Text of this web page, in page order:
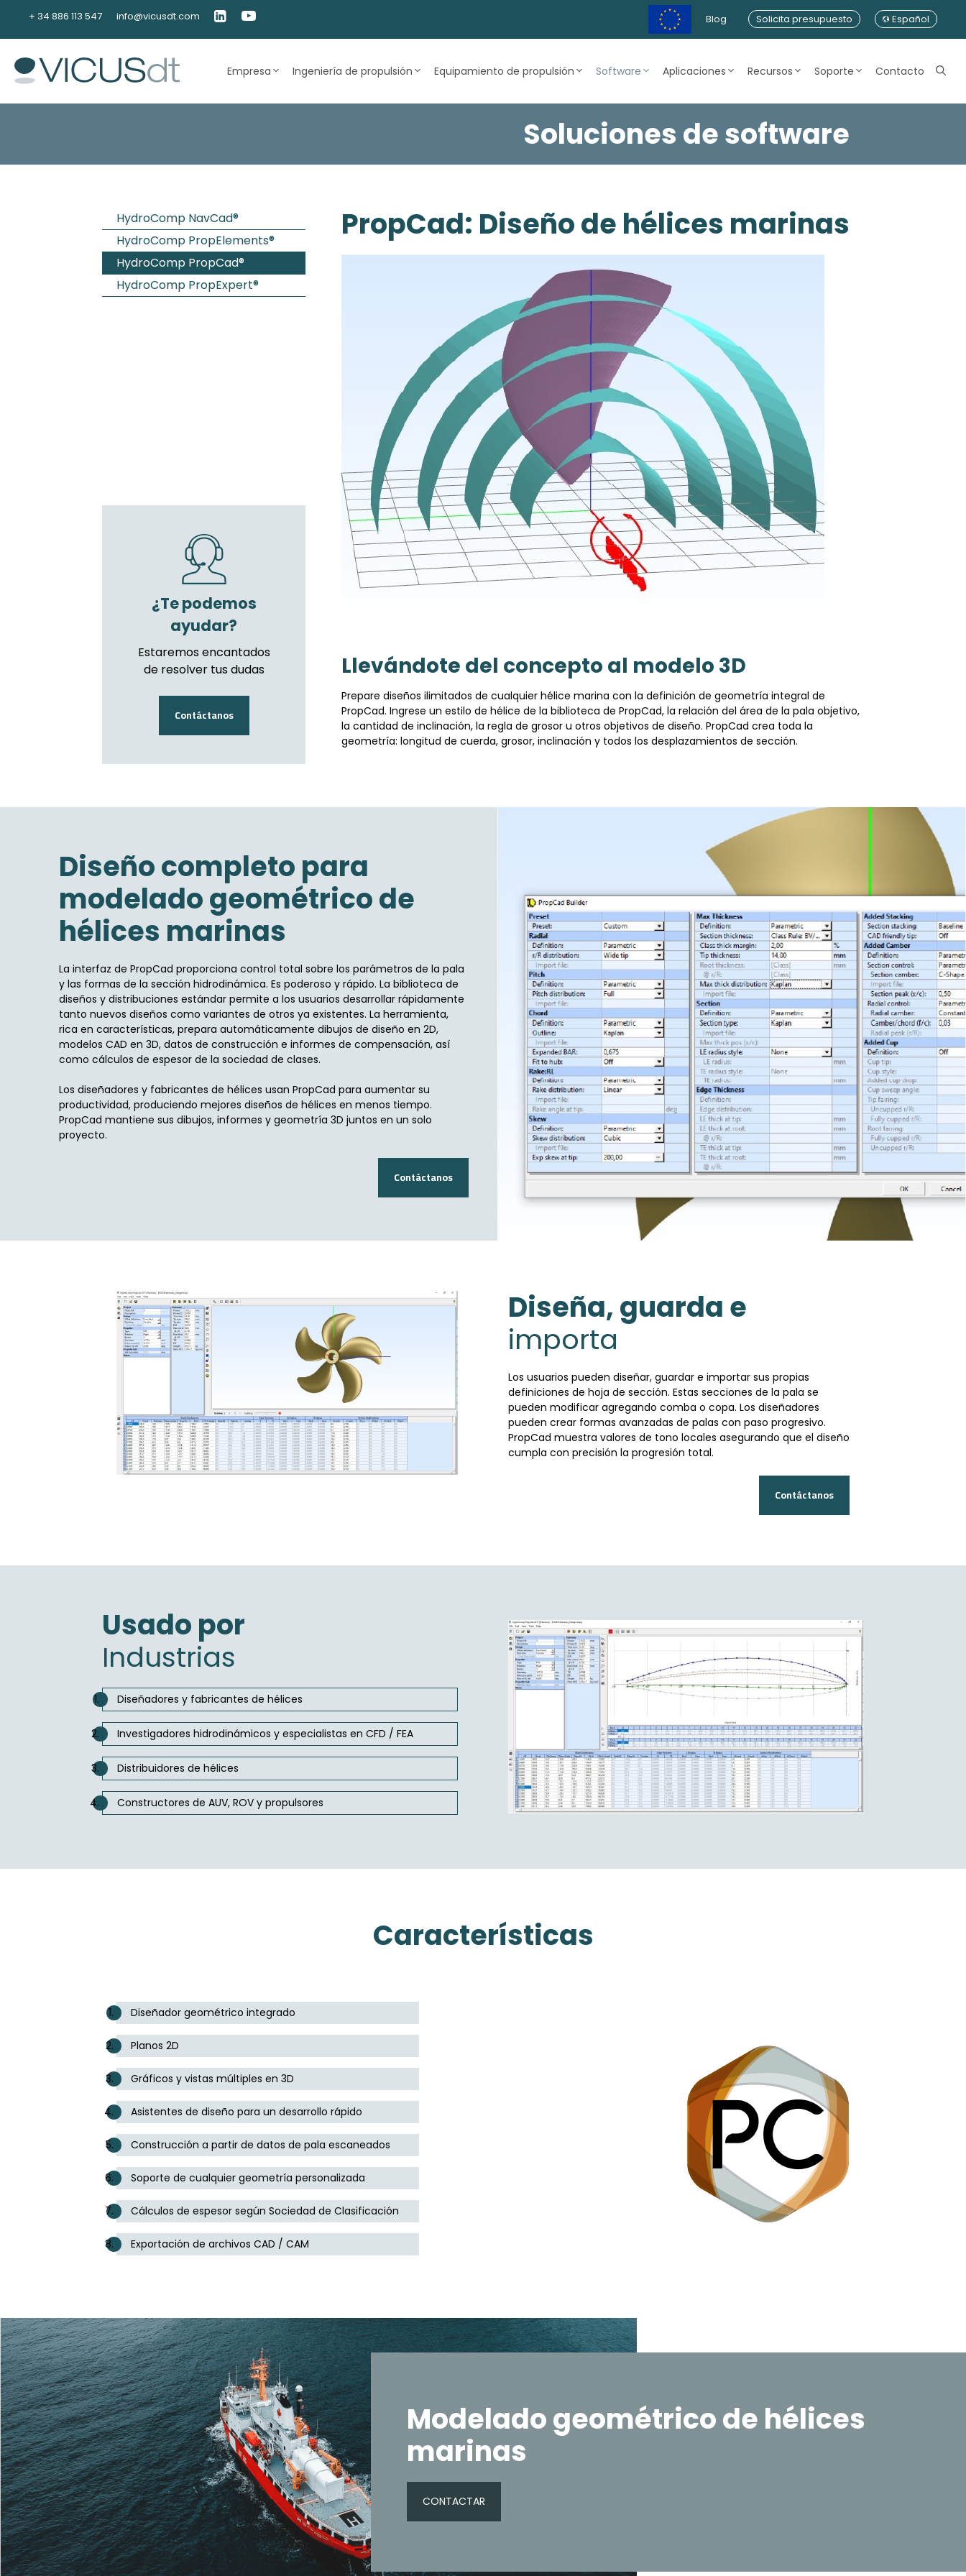
contenido
+ 34 886 113 547 info@vicusdt.com Blog Solicita presupuesto Español
Empresa Ingeniería de propulsión Equipamiento de propulsión Software Aplicaciones Recursos Soporte Contacto
Soluciones de software
HydroComp NavCad®
HydroComp PropElements®
HydroComp PropCad®
HydroComp PropExpert®
¿Te podemos
ayudar?
Estaremos encantados
de resolver tus dudas
Contáctanos
PropCad: Diseño de hélices marinas
Llevándote del concepto al modelo 3D
Prepare diseños ilimitados de cualquier hélice marina con la definición de geometría integral de
PropCad. Ingrese un estilo de hélice de la biblioteca de PropCad, la relación del área de la pala objetivo,
la cantidad de inclinación, la regla de grosor u otros objetivos de diseño. PropCad crea toda la
geometría: longitud de cuerda, grosor, inclinación y todos los desplazamientos de sección.
Diseño completo para
modelado geométrico de
hélices marinas
La interfaz de PropCad proporciona control total sobre los parámetros de la pala
y las formas de la sección hidrodinámica. Es poderoso y rápido. La biblioteca de
diseños y distribuciones estándar permite a los usuarios desarrollar rápidamente
tanto nuevos diseños como variantes de otros ya existentes. La herramienta,
rica en características, prepara automáticamente dibujos de diseño en 2D,
modelos CAD en 3D, datos de construcción e informes de compensación, así
como cálculos de espesor de la sociedad de clases.
Los diseñadores y fabricantes de hélices usan PropCad para aumentar su
productividad, produciendo mejores diseños de hélices en menos tiempo.
PropCad mantiene sus dibujos, informes y geometría 3D juntos en un solo
proyecto.
Contáctanos
Diseña, guarda e
importa
Los usuarios pueden diseñar, guardar e importar sus propias
definiciones de hoja de sección. Estas secciones de la pala se
pueden modificar agregando comba o copa. Los diseñadores
pueden crear formas avanzadas de palas con paso progresivo.
PropCad muestra valores de tono locales asegurando que el diseño
cumpla con precisión la progresión total.
Contáctanos
Usado por
Industrias
Diseñadores y fabricantes de hélices
Investigadores hidrodinámicos y especialistas en CFD / FEA
Distribuidores de hélices
Constructores de AUV, ROV y propulsores
Características
Diseñador geométrico integrado
Planos 2D
Gráficos y vistas múltiples en 3D
Asistentes de diseño para un desarrollo rápido
Construcción a partir de datos de pala escaneados
Soporte de cualquier geometría personalizada
Cálculos de espesor según Sociedad de Clasificación
Exportación de archivos CAD / CAM
Modelado geométrico de hélices
marinas
CONTACTAR